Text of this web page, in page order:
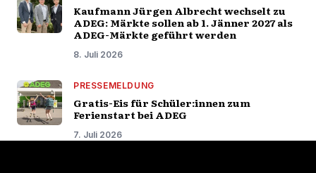
Kaufmann Jürgen Albrecht wechselt zu
ADEG: Märkte sollen ab 1. Jänner 2027 als
ADEG-Märkte geführt werden
8. Juli 2026
PRESSEMELDUNG
Gratis-Eis für Schüler:innen zum
Ferienstart bei ADEG
7. Juli 2026